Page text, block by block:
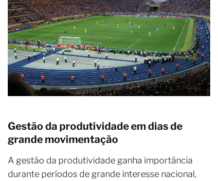
Gestão da produtividade em dias de
grande movimentação
A gestão da produtividade ganha importância
durante períodos de grande interesse nacional,